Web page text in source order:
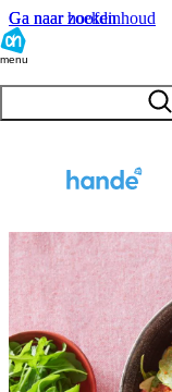
Ga naar hoofdinhoud
Ga naar zoeken
menu